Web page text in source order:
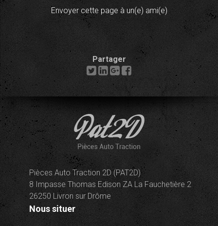
Envoyer cette page à un(e) ami(e)
Partager
Pièces Auto Traction 2D (PAT2D)
8 Impasse Thomas Edison ZA La Fauchetière 2
26250 Livron sur Drôme
Nous situer